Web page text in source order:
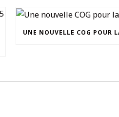
UNE NOUVELLE COG POUR